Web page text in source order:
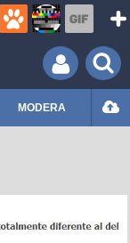
MODERA